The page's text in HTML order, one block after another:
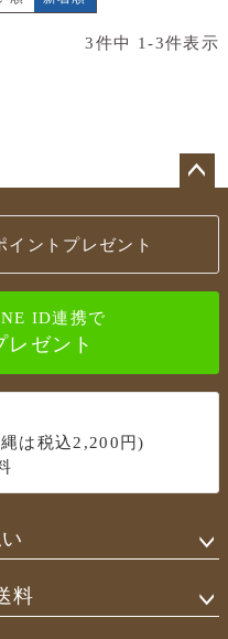
3件中 1-3件表示
ト
イントプレゼント
ID連携で
レゼント
は税込2,200円)
料